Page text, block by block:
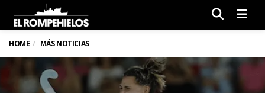
HOME MÁS NOTICIAS